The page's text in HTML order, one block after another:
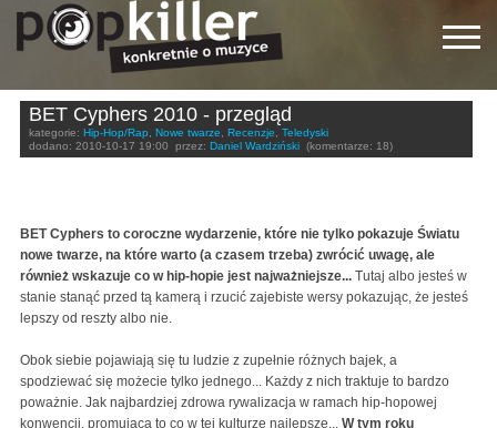
BET Cyphers 2010 - przegląd
kategorie: Hip-Hop/Rap, Nowe twarze, Recenzje, Teledyski
dodano: 2010-10-17 19:00 przez: Daniel Wardziński (komentarze: 18)
BET Cyphers to coroczne wydarzenie, które nie tylko pokazuje Światu
nowe twarze, na które warto (a czasem trzeba) zwrócić uwagę, ale
również wskazuje co w hip-hopie jest najważniejsze... Tutaj albo jesteś w
stanie stanąć przed tą kamerą i rzucić zajebiste wersy pokazując, że jesteś
lepszy od reszty albo nie.
Obok siebie pojawiają się tu ludzie z zupełnie różnych bajek, a
spodziewać się możecie tylko jednego... Każdy z nich traktuje to bardzo
poważnie. Jak najbardziej zdrowa rywalizacja w ramach hip-hopowej
konwencji, promująca to co w tej kulturze najlepsze... W tym roku